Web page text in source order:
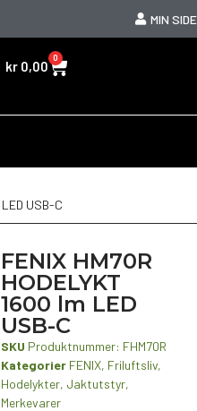
MIN SIDE
kr 0,00
0
USB-C
FENIX HM70R
HODELYKT
1600 lm LED
USB-C
SKU Produktnummer: FHM70R
Kategorier FENIX, Friluftsliv,
Hodelykter, Jaktutstyr,
Merkevarer